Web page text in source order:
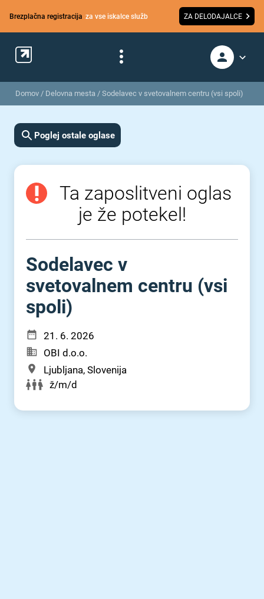
Brezplačna registracija za vse iskalce služb ZA DELODAJALCE
Domov / Delovna mesta / Sodelavec v svetovalnem centru (vsi spoli)
Poglej ostale oglase
Ta zaposlitveni oglas
je že potekel!
Sodelavec v
svetovalnem centru (vsi
spoli)
21. 6. 2026
OBI d.o.o.
Ljubljana, Slovenija
ž/m/d